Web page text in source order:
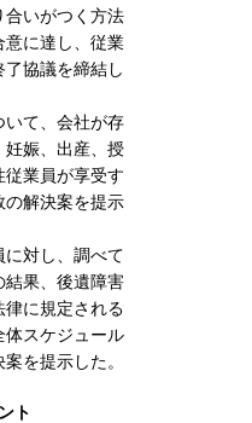
合いがつく方法
意に達し、従業
了協議を締結し
て、会社が存
妊娠、出産、授
業員が享受す
の解決案を提示
対し、調べて
結果、後遺障害
に規定される
体スケジュール
を提示した。
ト